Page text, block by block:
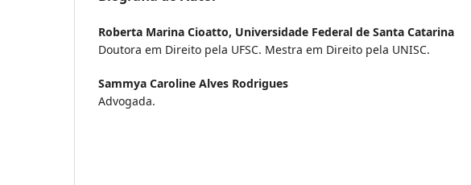
Roberta Marina Cioatto, Universidade Federal de Santa Catarina
Doutora em Direito pela UFSC. Mestra em Direito pela UNISC.
Sammya Caroline Alves Rodrigues
Advogada.